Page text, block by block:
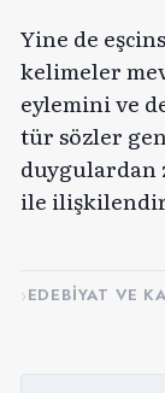
Yine de
kelimeler
eylemini ve
tür sözler
duygulardan
ile
EDEBIYAT VE